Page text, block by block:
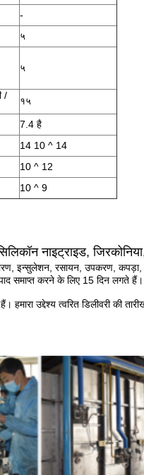
-
५
५
/
१५
7.4 है
14 10 ^ 14
10 ^ 12
10 ^ 9
नाइट्राइड,
इन्सुलेशन, रसायन, उपकरण, कपड़ा,
समाप्त करने के लिए 15 दिन लगते
उद्देश्य त्वरित डिलीवरी की